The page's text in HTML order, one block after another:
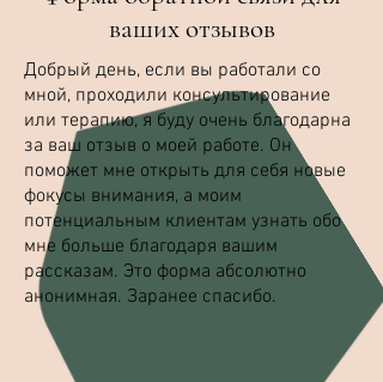
ваших отзывов
Добрый день, если вы работали со
мной, проходили консультирование
или терапию, я буду очень благодарна
за ваш отзыв о моей работе. Он
поможет мне открыть для себя новые
фокусы внимания, а моим
потенциальным клиентам узнать обо
мне больше благодаря вашим
рассказам. Это форма абсолютно
анонимная. Заранее спасибо.